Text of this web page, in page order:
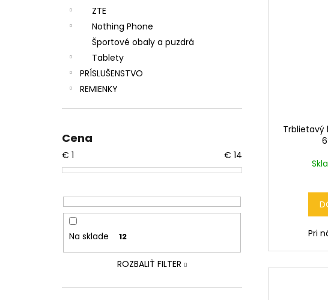
ZTE
Nothing Phone
Športové obaly a puzdrá
Tablety
PRÍSLUŠENSTVO
REMIENKY
Cena
€ 1 € 14
Na sklade 12
ROZBALIŤ FILTER
Trblietavý
Pri